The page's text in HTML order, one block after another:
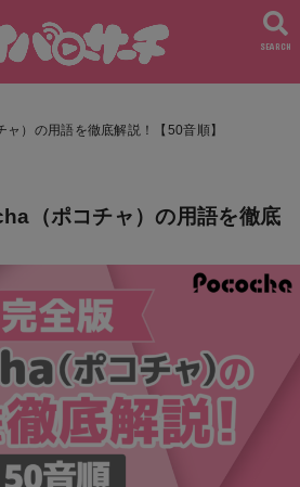
SEARCH
ャ）の用語を徹底解説！【50音順】
（ポコチャ）の用語を徹底